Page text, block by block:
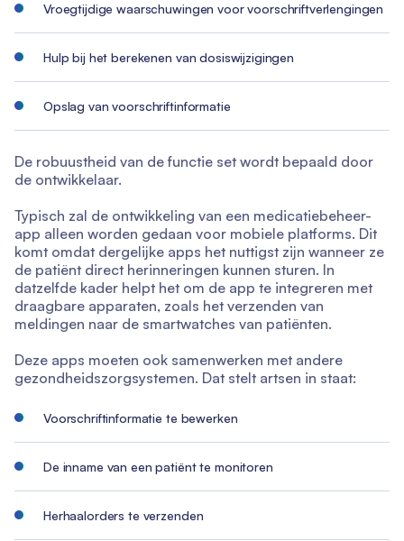
Vroegtijdige waarschuwingen voor voorschriftverlengingen
Hulp bij het berekenen van dosiswijzigingen
Opslag van voorschriftinformatie
De robuustheid van de functie set wordt bepaald door
de ontwikkelaar.
Typisch zal de ontwikkeling van een medicatiebeheer-
app alleen worden gedaan voor mobiele platforms. Dit
komt omdat dergelijke apps het nuttigst zijn wanneer ze
de patiënt direct herinneringen kunnen sturen. In
datzelfde kader helpt het om de app te integreren met
draagbare apparaten, zoals het verzenden van
meldingen naar de smartwatches van patiënten.
Deze apps moeten ook samenwerken met andere
gezondheidszorgsystemen. Dat stelt artsen in staat:
Voorschriftinformatie te bewerken
De inname van een patiënt te monitoren
Herhaalorders te verzenden